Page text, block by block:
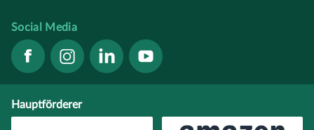
Social Media
Hauptförderer